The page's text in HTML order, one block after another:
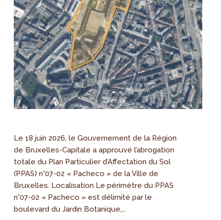
Le 18 juin 2026, le Gouvernement de la Région
de Bruxelles-Capitale a approuvé l’abrogation
totale du Plan Particulier d’Affectation du Sol
(PPAS) n°07-02 « Pacheco » de la Ville de
Bruxelles. Localisation Le périmètre du PPAS
n°07-02 « Pacheco » est délimité par le
boulevard du Jardin Botanique,...